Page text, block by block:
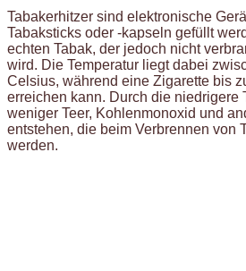
Tabakerhitzer sind elektronische
Tabaksticks oder -kapseln gefüllt
echten Tabak, der jedoch nicht
wird. Die Temperatur liegt dabei
Celsius, während eine Zigarette bis
erreichen kann. Durch die niedrigere
weniger Teer, Kohlenmonoxid und
entstehen, die beim Verbrennen von
werden.